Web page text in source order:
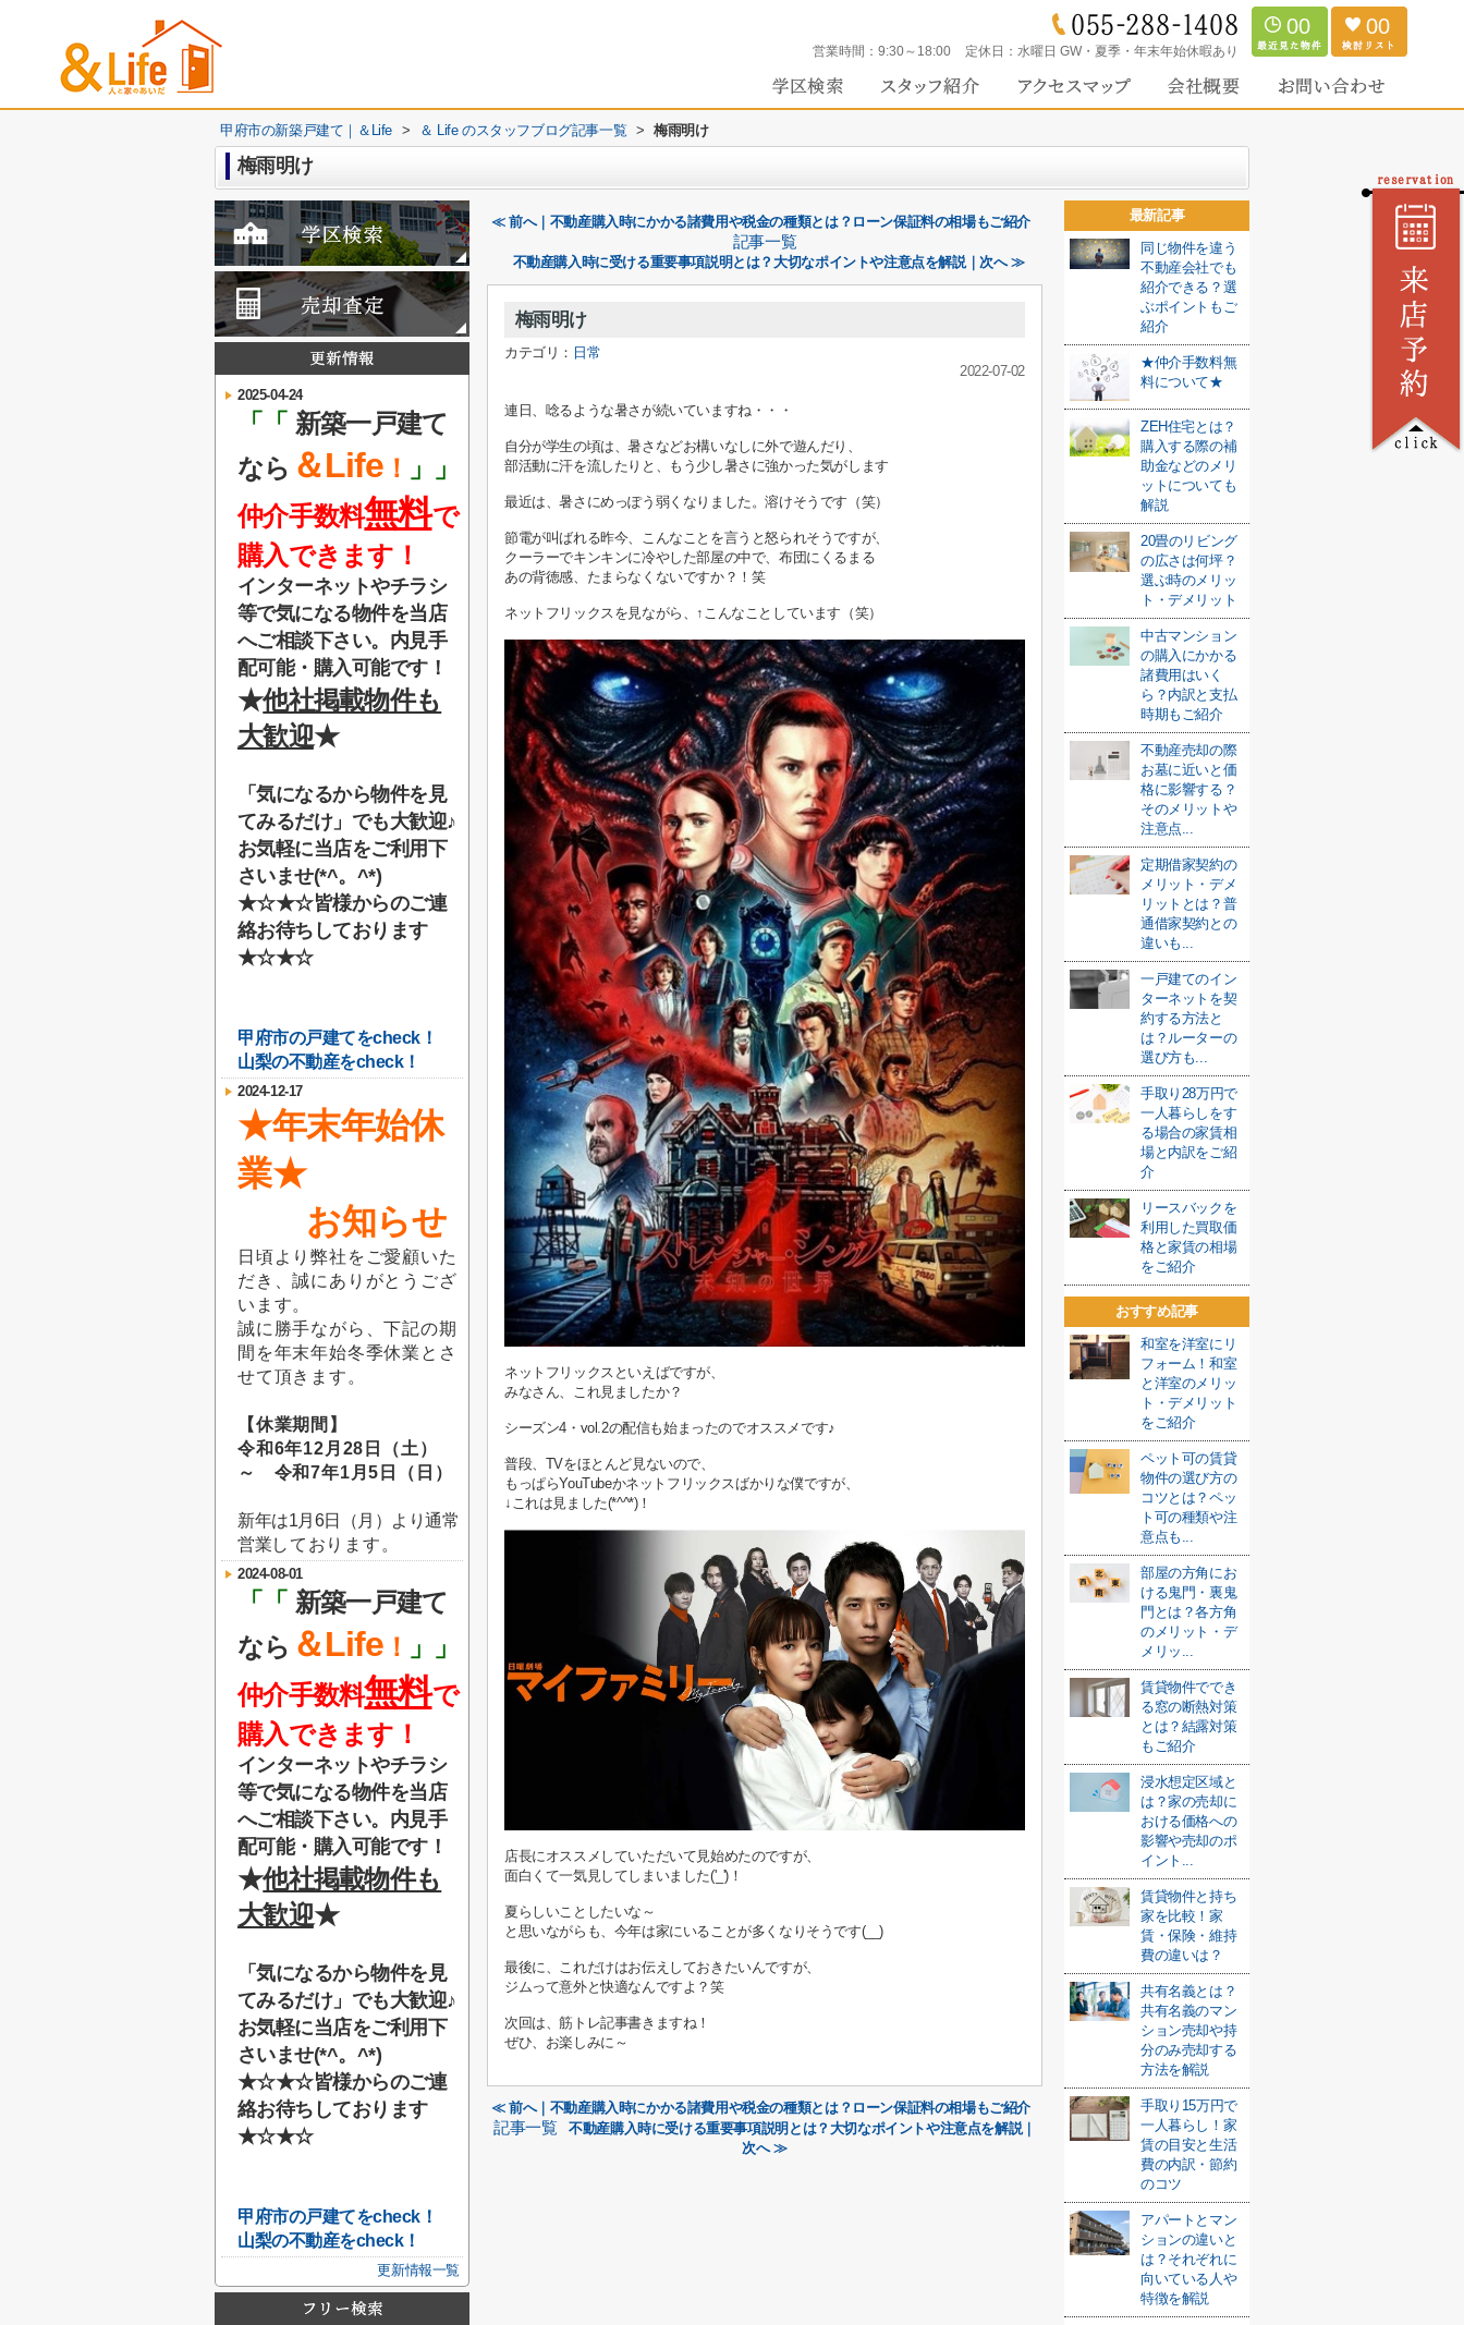
営業時間： 9:30～18:00 定休日： 水曜日 GW・夏季・年末年始休暇あり
00 00
甲府市の新築戸建て｜＆Life > ＆ Life のスタッフブログ記事一覧 > 梅雨明け
梅雨明け
≪ 前へ｜不動産購入時にかかる諸費用や税金の種類とは？ローン保証料の相場もご紹介
記事一覧
不動産購入時に受ける重要事項説明とは？大切なポイントや注意点を解説｜次へ ≫
梅雨明け
カテゴリ： 日常
2022-07-02
連日、唸るような暑さが続いていますね・・・
自分が学生の頃は、暑さなどお構いなしに外で遊んだり、
部活動に汗を流したりと、もう少し暑さに強かった気がします
最近は、暑さにめっぽう弱くなりました。溶けそうです（笑）
節電が叫ばれる昨今、こんなことを言うと怒られそうですが、
クーラーでキンキンに冷やした部屋の中で、布団にくるまる
あの背徳感、たまらなくないですか？！笑
ネットフリックスを見ながら、 ↑こんなことしています（笑）
ネットフリックスといえばですが、
みなさん、これ見ましたか？
シーズン4・vol.2の配信も始まったのでオススメです♪
普段、TVをほとんど見ないので、
もっぱらYouTubeかネットフリックスばかりな僕ですが、
↓これは見ました(*^^*)！
店長にオススメしていただいて見始めたのですが、
面白くて一気見してしまいました('_')！
夏らしいことしたいな～
と思いながらも、今年は家にいることが多くなりそうです(__)
最後に、これだけはお伝えしておきたいんですが、
ジムって意外と快適なんですよ？笑
次回は、筋トレ記事書きますね！
ぜひ、お楽しみに～
≪ 前へ｜不動産購入時にかかる諸費用や税金の種類とは？ローン保証料の相場もご紹介
記事一覧
不動産購入時に受ける重要事項説明とは？大切なポイントや注意点を解説｜
次へ ≫
最新記事
同じ物件を違う
不動産会社でも
紹介できる？選
ぶポイントもご
紹介
★仲介手数料無
料について★
ZEH住宅とは？
購入する際の補
助金などのメリ
ットについても
解説
20畳のリビング
の広さは何坪？
選ぶ時のメリッ
ト・デメリット
中古マンション
の購入にかかる
諸費用はいく
ら？内訳と支払
時期もご紹介
不動産売却の際
お墓に近いと価
格に影響する？
そのメリットや
注意点...
定期借家契約の
メリット・デメ
リットとは？普
通借家契約との
違いも...
一戸建てのイン
ターネットを契
約する方法と
は？ルーターの
選び方も...
手取り28万円で
一人暮らしをす
る場合の家賃相
場と内訳をご紹
介
リースバックを
利用した買取価
格と家賃の相場
をご紹介
おすすめ記事
和室を洋室にリ
フォーム！和室
と洋室のメリッ
ト・デメリット
をご紹介
ペット可の賃貸
物件の選び方の
コツとは？ペッ
ト可の種類や注
意点も...
部屋の方角にお
ける鬼門・裏鬼
門とは？各方角
のメリット・デ
メリッ...
賃貸物件ででき
る窓の断熱対策
とは？結露対策
もご紹介
浸水想定区域と
は？家の売却に
おける価格への
影響や売却のポ
イント...
賃貸物件と持ち
家を比較！家
賃・保険・維持
費の違いは？
共有名義とは？
共有名義のマン
ション売却や持
分のみ売却する
方法を解説
手取り15万円で
一人暮らし！家
賃の目安と生活
費の内訳・節約
のコツ
アパートとマン
ションの違いと
は？それぞれに
向いている人や
特徴を解説
2025-04-24
「「 新築一戸建て
なら ＆Life！ 」」
仲介手数料無料で
購入できます！
インターネットやチラシ
等で気になる物件を当店
へご相談下さい。内見手
配可能・購入可能です！
★他社掲載物件も
大歓迎★
「気になるから物件を見
てみるだけ」でも大歓迎♪
お気軽に当店をご利用下
さいませ(*^。^*)
★☆★☆皆様からのご連
絡お待ちしております
★☆★☆
甲府市の戸建てをcheck！
山梨の不動産をcheck！
2024-12-17
★年末年始休
業★
お知らせ
日頃より弊社をご愛顧いた
だき、誠にありがとうござ
います。
誠に勝手ながら、下記の期
間を年末年始冬季休業とさ
せて頂きます。
【休業期間】
令和6年12月28日（土）
～ 令和7年1月5日（日）
新年は1月6日（月）より通常
営業しております。
2024-08-01
「「 新築一戸建て
なら ＆Life！ 」」
仲介手数料無料で
購入できます！
インターネットやチラシ
等で気になる物件を当店
へご相談下さい。内見手
配可能・購入可能です！
★他社掲載物件も
大歓迎★
「気になるから物件を見
てみるだけ」でも大歓迎♪
お気軽に当店をご利用下
さいませ(*^。^*)
★☆★☆皆様からのご連
絡お待ちしております
★☆★☆
甲府市の戸建てをcheck！
山梨の不動産をcheck！
更新情報一覧